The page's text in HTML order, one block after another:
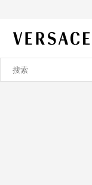
VERSACE | 主页